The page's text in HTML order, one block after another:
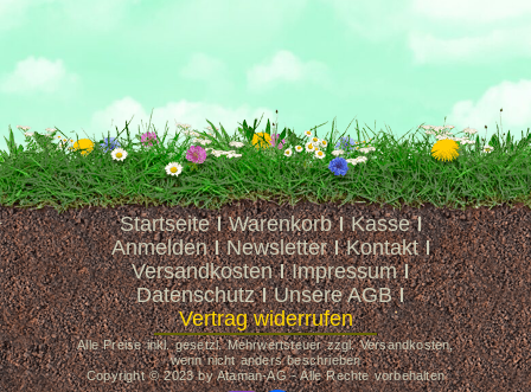
Startseite Warenkorb
Kasse
Anmelden
Newsletter
Kontakt
Versandkosten
Impressum
Datenschutz
Unsere AGB
Vertrag widerrufen
Alle Preise inkl. gesetzl. Mehrwertsteuer zzgl. Versandkosten,
wenn nicht anders beschrieben
Copyright © 2023 by Ataman-AG - Alle Rechte vorbehalten